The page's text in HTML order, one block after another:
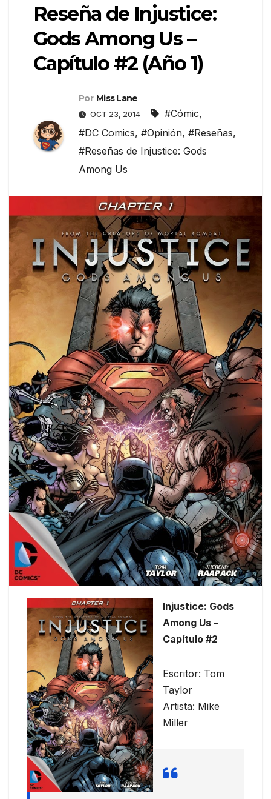
Reseña de Injustice:
Gods Among Us –
Capítulo #2 (Año 1)
Por Miss Lane
OCT 23, 2014 #Cómic,
#DC Comics, #Opinión, #Reseñas,
#Reseñas de Injustice: Gods
Among Us
Injustice: Gods
Among Us –
Capítulo #2
Escritor: Tom
Taylor
Artista: Mike
Miller